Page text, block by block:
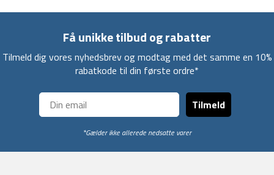
var:
er:
Få unikke tilbud og rabatter
Tilmeld dig vores nyhedsbrev og modtag med det samme en 10%
rabatkode til din første ordre*
Tilmeld
*Gælder ikke allerede nedsatte varer